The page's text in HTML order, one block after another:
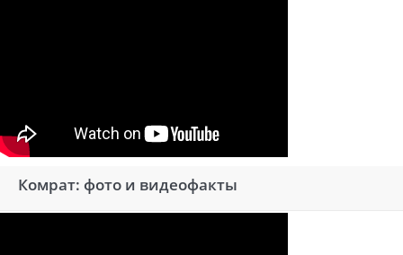
Комрат: фото и видеофакты